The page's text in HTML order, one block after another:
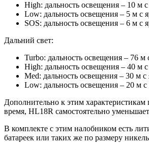
High: дальность освещения – 10 м
Low: дальность освещения – 5 м с
SOS: дальность освещения – 6 м
Дальний свет:
Turbo: дальность освещения – 76
High: дальность освещения – 40 м
Med: дальность освещения – 30 м
Low: дальность освещения – 20 м
Дополнительно к этим характеристикам
время, HL18R самостоятельно уменьшает
В комплекте с этим налобником есть
батареек или таких же по размеру